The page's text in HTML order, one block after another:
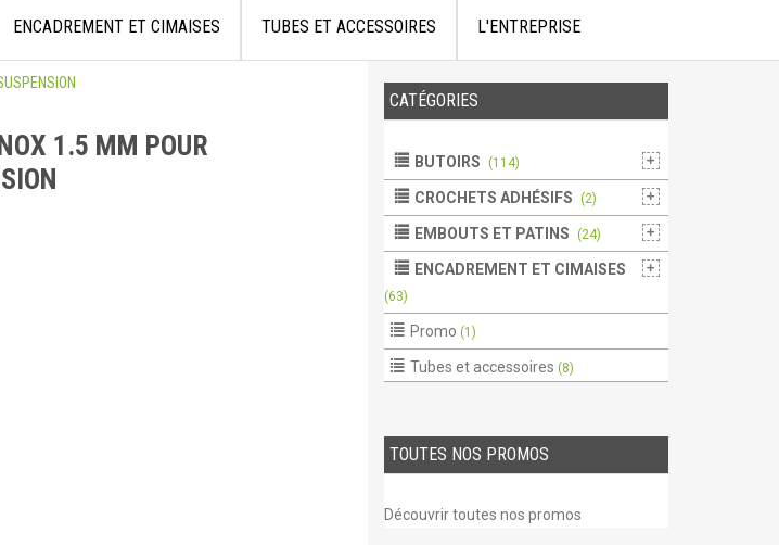
ENCADREMENT ET CIMAISES TUBES ET ACCESSOIRES L'ENTREPRISE
1.5 MM POUR
CATÉGORIES
BUTOIRS (114)
CROCHETS ADHÉSIFS (2)
EMBOUTS ET PATINS (24)
ENCADREMENT ET CIMAISES
(63)
Promo (1)
Tubes et accessoires (8)
TOUTES NOS PROMOS
Découvrir toutes nos promos